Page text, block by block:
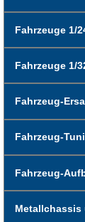
Fahrzeuge 1/
Fahrzeuge 1/
Fahrzeug-
Fahrzeug-
Fahrzeug-
Metallchassis